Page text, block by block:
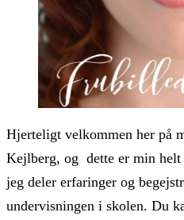
Hjerteligt velkommen her på
Kejlberg, og dette er min
jeg deler erfaringer og
undervisningen i skolen. Du